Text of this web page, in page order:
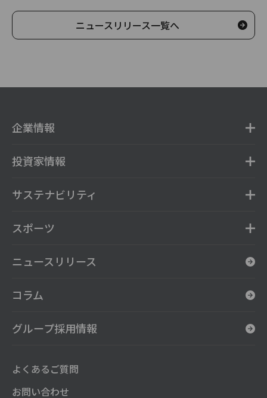
ニュースリリース一覧へ
企業情報
投資家情報
サステナビリティ
スポーツ
ニュースリリース
コラム
グループ採用情報
よくあるご質問
お問い合わせ